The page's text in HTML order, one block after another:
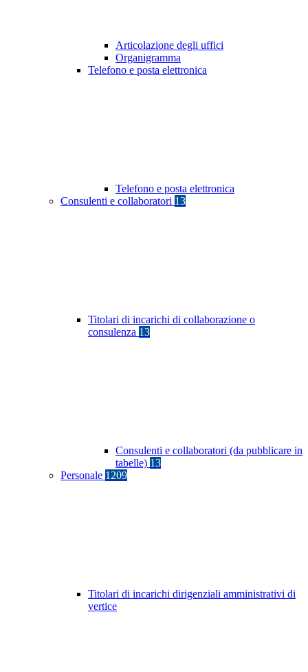
Articolazione degli uffici
Organigramma
Telefono e posta elettronica
Telefono e posta elettronica
Consulenti e collaboratori 13
Titolari di incarichi di collaborazione o
consulenza 13
Consulenti e collaboratori (da pubblicare in
tabelle) 13
Personale 1209
Titolari di incarichi dirigenziali amministrativi di
vertice